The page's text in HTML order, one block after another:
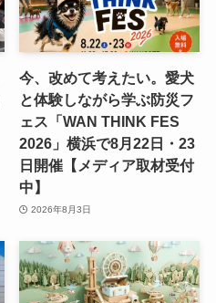
今、改めて考えたい。愛犬
と体験しながら学ぶ防災フ
ェス「WAN THINK FES
2026」横浜で8月22日・23
日開催【メディア取材受付
中】
2026年8月3日